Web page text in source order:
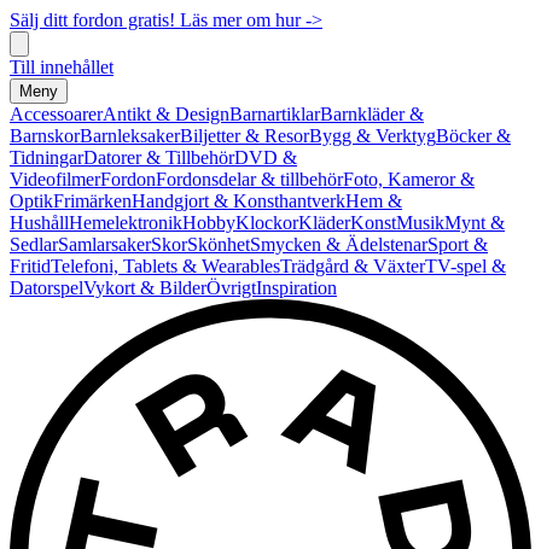
Sälj ditt fordon gratis! Läs mer om hur ->
Till innehållet
Meny
AccessoarerAntikt & DesignBarnartiklarBarnkläder &
BarnskorBarnleksakerBiljetter & ResorBygg & VerktygBöcker &
TidningarDatorer & TillbehörDVD &
VideofilmerFordonFordonsdelar & tillbehörFoto, Kameror &
OptikFrimärkenHandgjort & KonsthantverkHem &
HushållHemelektronikHobbyKlockorKläderKonstMusikMynt &
SedlarSamlarsakerSkorSkönhetSmycken & ÄdelstenarSport &
FritidTelefoni, Tablets & WearablesTrädgård & VäxterTV-spel &
DatorspelVykort & BilderÖvrigtInspiration